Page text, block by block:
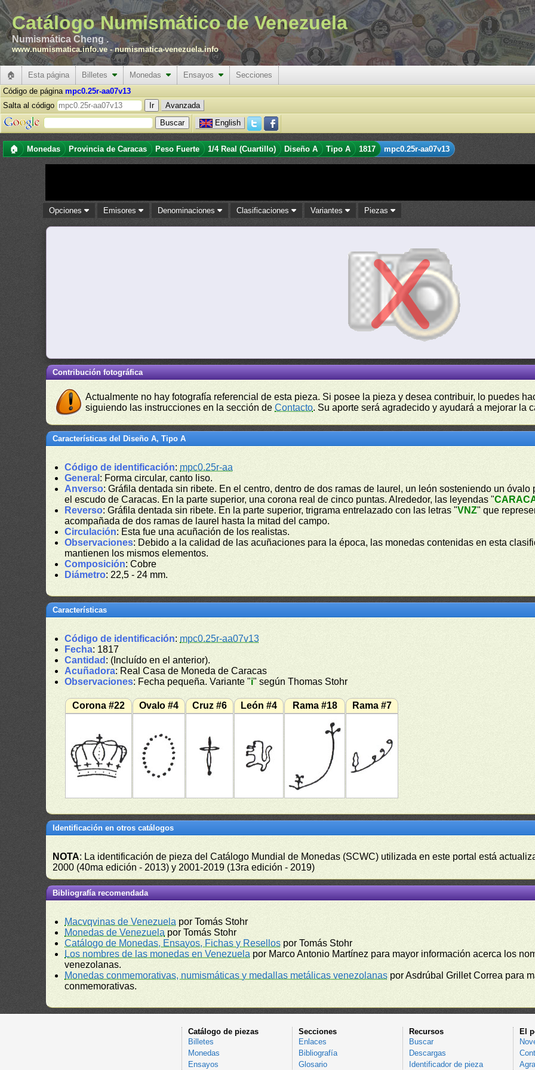
Catálogo Numismático de Venezuela
Numismática Cheng .
www.numismatica.info.ve -numismatica-venezuela.info
🏠 Esta página Billetes Monedas Ensayos
Secciones
Código de página mpc0.25r-aa07v13
Salta al código
Avanzada
English
🏠 Monedas Provincia de Caracas Peso Fuerte 1/4 Real (Cuartillo) Diseño A Tipo A 1817 mpc0.25r-aa07v13
Opciones Emisores Denominaciones Clasificaciones Variantes Piezas
Contribución fotográfica
Actualmente no hay fotografía referencial de esta pieza. Si posee la pieza y desea contribuir, lo puedes
siguiendo las instrucciones en la sección deContacto. Su aporte será agradecido y ayudará a mejorar la
Características del Diseño A, Tipo A
Código de identificación: mpc0.25r-aa
General : Forma circular, canto liso.
Anverso: Gráfila dentada sin ribete. En el centro, dentro de dos ramas de laurel, un león sosteniendo un
el escudo de Caracas. En la parte superior, una corona real de cinco puntas. Alrededor, las leyendas "
Reverso: Gráfila dentada sin ribete. En la parte superior, trigrama entrelazado con las letras "VNZ" que
acompañada de dos ramas de laurel hasta la mitad del campo.
Circulación: Esta fue una acuñación de los realistas.
Observaciones: Debido a la calidad de las acuñaciones para la época, las monedas contenidas en esta
mantienen los mismos elementos.
Composición: Cobre
Diámetro: 22,5 - 24 mm.
Características
Código de identificación: mpc0.25r-aa07v13
Fecha: 1817
Cantidad : (Incluído en el anterior).
Acuñadora: Real Casa de Moneda de Caracas
Observaciones: Fecha pequeña. Variante "i" según Thomas Stohr
Corona #22 Ovalo #4 Cruz #6 León #4 Rama #18 Rama #7
Identificación en otros catálogos
NOTA: La identificación de pieza del Catálogo Mundial de Monedas (SCWC) utilizada en este portal está
2000 (40ma edición - 2013) y 2001-2019 (13ra edición - 2019)
Bibliografía recomendada
Macvqvinas de Venezuela por Tomás Stohr
Monedas de Venezuela por Tomás Stohr
Catálogo de Monedas, Ensayos, Fichas y Resellos por Tomás Stohr
Los nombres de las monedas en Venezuela por Marco Antonio Martínez para mayor información acerca los
venezolanas.
Monedas conmemorativas, numismáticas y medallas metálicas venezolanas por Asdrúbal Grillet Correa para
conmemorativas.
Catálogo de piezas
Billetes
Monedas
Ensayos
Secciones
Enlaces
Bibliografía
Glosario
Recursos
Buscar
Descargas
Identificador de pieza
El